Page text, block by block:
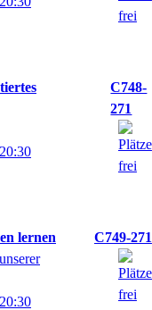
C748-
271
lernen
C749-271